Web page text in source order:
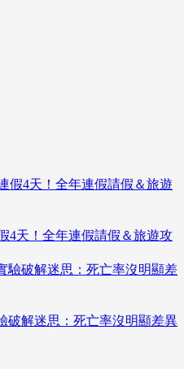
4天！全年連假請假＆旅遊攻
破解迷思：死亡率沒明顯差異